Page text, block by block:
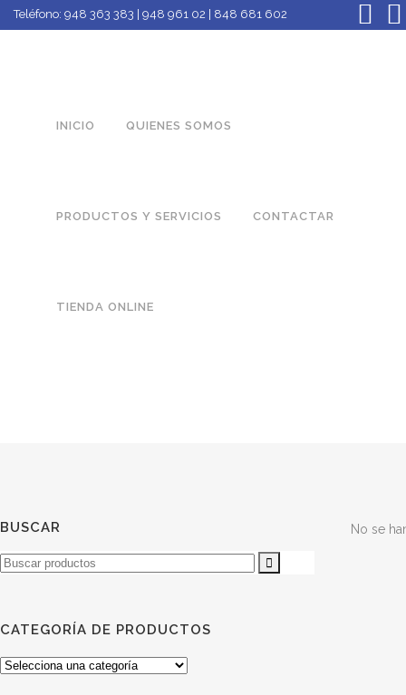
Teléfono: 948 363 383 | 948 961 02 | 848 681 602
INICIO QUIENES SOMOS
PRODUCTOS Y SERVICIOS CONTACTAR
TIENDA ONLINE
BUSCAR
Buscar
CATEGORÍA DE PRODUCTOS
No se